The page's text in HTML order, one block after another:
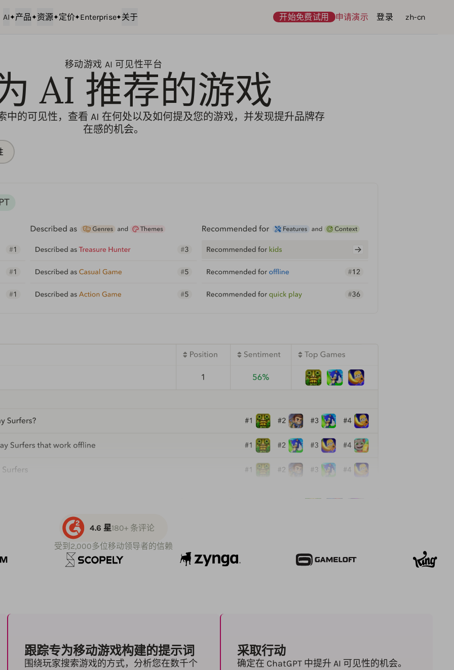
AI 产品 资源 定价 Enterprise 关于 开始免费试用 申请演示 登录 语言
zh-cn
移动游戏 AI 可见性平台
AI 推荐的游戏
中的可见性，查看 AI 在何处以及如何提及您的游戏，并发现提升品牌存
在感的机会。
4.6 星180+ 条评论
受到2,000多位移动领导者的信赖
跟踪专为移动游戏构建的提示词
围绕玩家搜索游戏的方式，分析您在数千个
采取行动
确定在 ChatGPT 中提升 AI 可见性的机会。